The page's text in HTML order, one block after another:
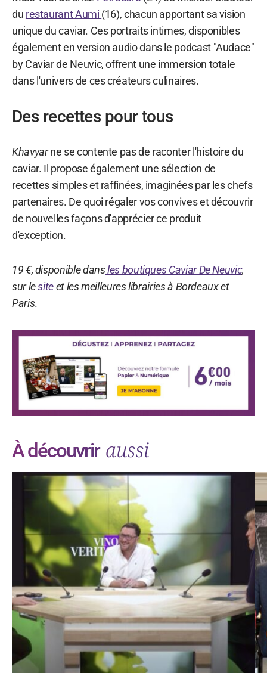
du restaurant Aumi (16), chacun apportant sa vision
unique du caviar. Ces portraits intimes, disponibles
également en version audio dans le podcast "Audace"
by Caviar de Neuvic, offrent une immersion totale
dans l'univers de ces créateurs culinaires.
Des recettes pour tous
Khavyarne se contente pas de raconter l'histoire du
caviar. Il propose également une sélection de
recettes simples et raffinées, imaginées par les chefs
partenaires. De quoi régaler vos convives et découvrir
de nouvelles façons d'apprécier ce produit
d'exception.
19 €, disponible dansles boutiques Caviar De Neuvic,
sur lesiteet les meilleures librairies à Bordeaux et
Paris.
À découvrir aussi